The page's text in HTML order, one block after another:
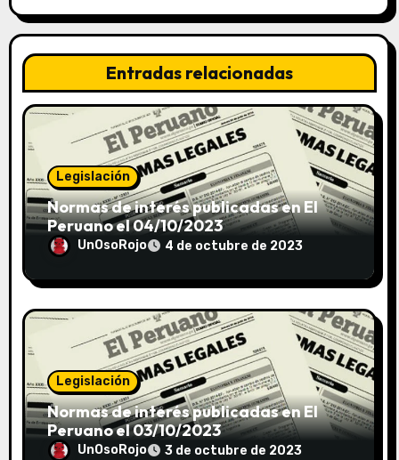
Entradas relacionadas
Legislación
Normas de interés publicadas en El
Peruano el 04/10/2023
UnOsoRojo 4 de octubre de 2023
Legislación
Normas de interés publicadas en El
Peruano el 03/10/2023
UnOsoRojo 3 de octubre de 2023